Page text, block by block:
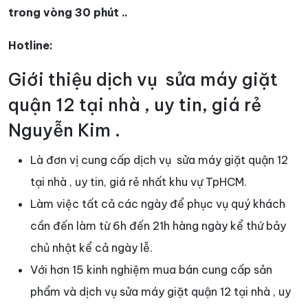
trong vòng 30 phút ..
Hotline:
Giới thiệu dịch vụ sửa máy giặt
quận 12 tại nhà , uy tin, giá rẻ
Nguyễn Kim .
Là đơn vị cung cấp dịch vụ sửa máy giặt quận 12
tại nhà , uy tin, giá rẻ nhất khu vự TpHCM.
Làm việc tất cả các ngày để phục vụ quý khách
cần đến làm từ 6h đến 21h hàng ngày kể thứ bảy
chủ nhật kể cả ngày lễ.
Với hơn 15 kinh nghiệm mua bán cung cấp sản
phẩm và dịch vụ sửa máy giặt quận 12 tại nhà , uy